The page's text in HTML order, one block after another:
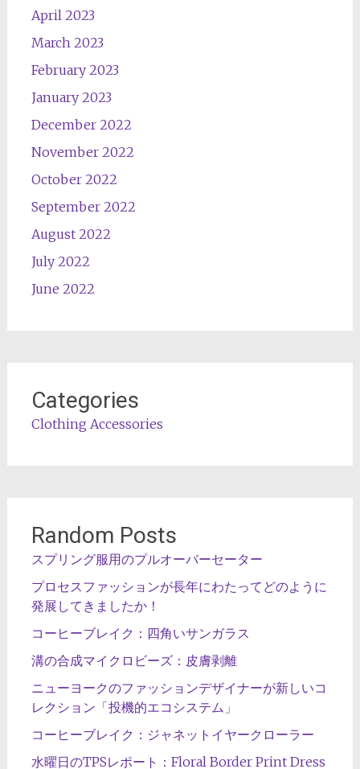
April 2023
March 2023
February 2023
January 2023
December 2022
November 2022
October 2022
September 2022
August 2022
July 2022
June 2022
Categories
Clothing Accessories
Random Posts
スプリング服用のプルオーバーセーター
プロセスファッションが長年にわたってどのように
発展してきましたか！
コーヒーブレイク：四角いサンガラス
溝の合成マイクロビーズ：皮膚剥離
ニューヨークのファッションデザイナーが新しいコ
レクション「投機的エコシステム」
コーヒーブレイク：ジャネットイヤークローラー
水曜日のTPSレポート：Floral Border Print Dress